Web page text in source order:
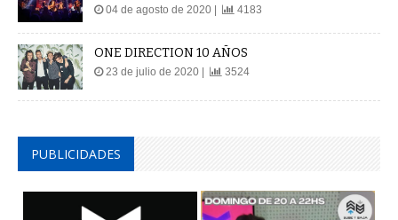
04 de agosto de 2020 | 4183
ONE DIRECTION 10 AÑOS
23 de julio de 2020 | 3524
PUBLICIDADES